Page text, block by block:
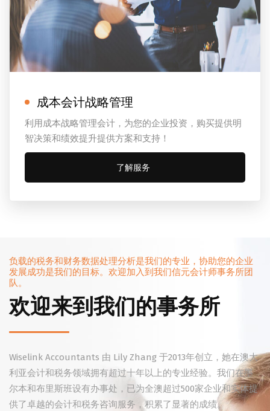
成本会计战略管理
利用成本战略管理会计，为您的企业投资，购买提供明
智决策和绩效提升提供方案和支持！
了解服务
负载的税务和财务数据处理分析是我们的专业，协助您的企业
发展成功是我们的目标。欢迎加入到我们信元会计师事务所团
队。
欢迎来到我们的事务所
Wiselink Accountants 由 Lily Zhang 于2013年创立，她在澳大
利亚会计和税务领域拥有超过十年以上的专业经验。我们在墨
尔本和布里斯班设有办事处，已为全澳超过500家企业和实体提
供了卓越的会计和税务咨询服务，积累了显著的成绩。